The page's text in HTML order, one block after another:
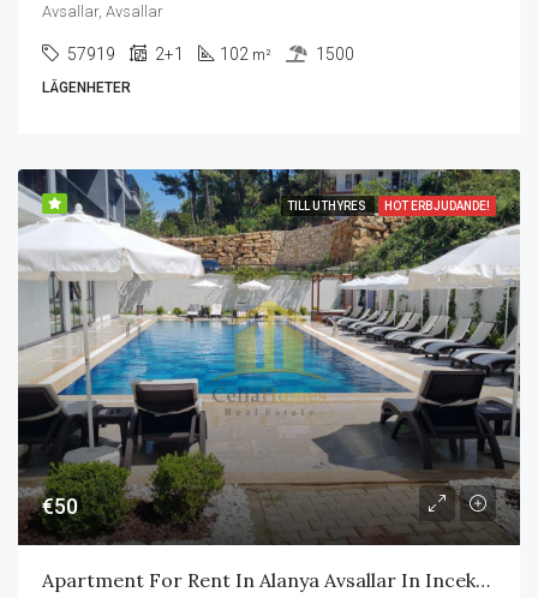
Avsallar, Avsallar
57919 2+1 102 m² 1500
LÄGENHETER
TILL UTHYRES HOT ERBJUDANDE!
€50
Apartment For Rent In Alanya Avsallar In Incekum Area